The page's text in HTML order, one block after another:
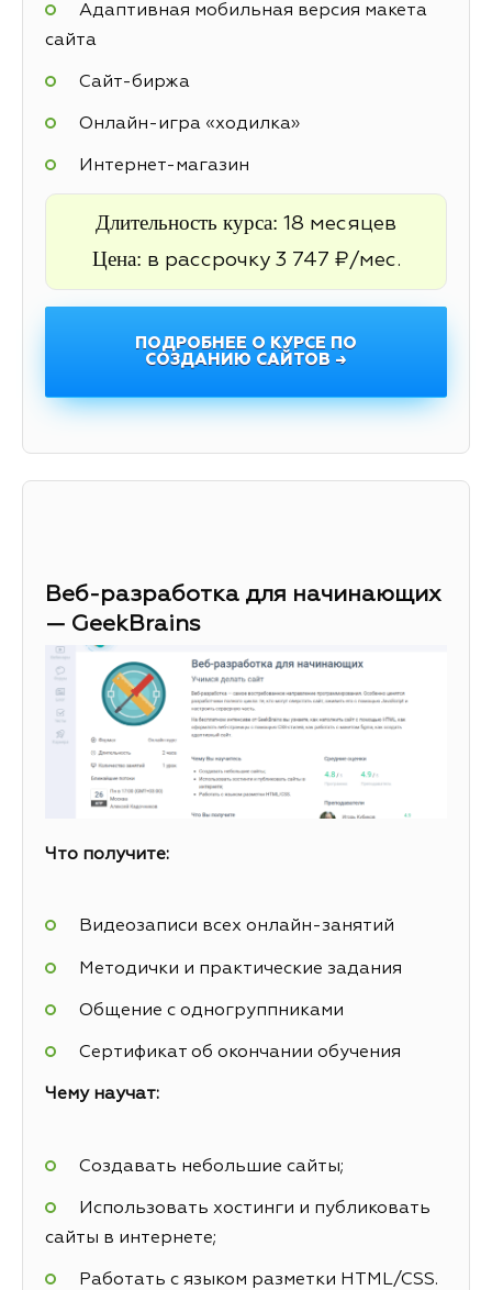
Адаптивная мобильная версия макета
сайта
Cайт-биржа
Онлайн-игра «ходилка»
Интернет-магазин
Длительность курса: 18 месяцев
Цена: в рассрочку 3 747 ₽/мес.
ПОДРОБНЕЕ О КУРСЕ ПО
СОЗДАНИЮ САЙТОВ →
Веб-разработка для начинающих
— GeekBrains
Что получите:
Видеозаписи всех онлайн-занятий
Методички и практические задания
Общение с одногруппниками
Сертификат об окончании обучения
Чему научат:
Создавать небольшие сайты;
Использовать хостинги и публиковать
сайты в интернете;
Работать с языком разметки HTML/CSS.